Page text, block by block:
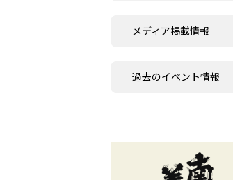
メディア掲載情報
過去のイベント情報